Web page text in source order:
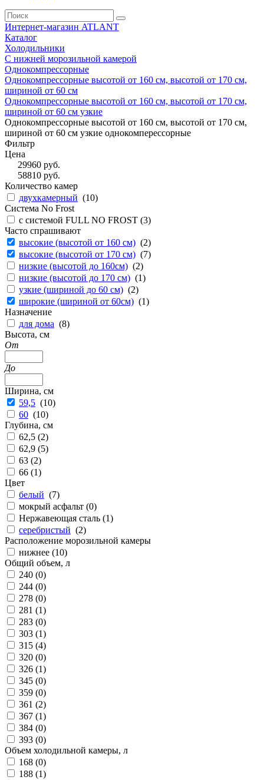
Интернет-магазин ATLANT
Каталог
Холодильники
С нижней морозильной камерой
Однокомпрессорные
Однокомпрессорные высотой от 160 см, высотой от 170 см,
шириной от 60 см
Однокомпрессорные высотой от 160 см, высотой от 170 см,
шириной от 60 см узкие
Однокомпрессорные высотой от 160 см, высотой от 170 см,
шириной от 60 см узкие однокомперессорные
Фильтр
Цена
29960руб.
58810руб.
Количество камер
двухкамерный (10)
Система No Frost
с системой FULL NO FROST (3)
Часто спрашивают
высокие (высотой от 160 см) (2)
высокие (высотой от 170 см) (7)
низкие (высотой до 160см) (2)
низкие (высотой до 170 см) (1)
узкие (шириной до 60 см) (2)
широкие (шириной от 60см) (1)
Назначение
для дома (8)
Высота, см
От
До
Ширина, см
59,5 (10)
60 (10)
Глубина, см
62,5 (2)
62,9 (5)
63 (2)
66 (1)
Цвет
белый (7)
мокрый асфальт (0)
Нержавеющая сталь (1)
серебристый (2)
Расположение морозильной камеры
нижнее (10)
Общий объем, л
240 (0)
244 (0)
278 (0)
281 (1)
283 (0)
303 (1)
315 (4)
320 (0)
326 (1)
345 (0)
359 (0)
361 (2)
367 (1)
384 (0)
393 (0)
Объем холодильной камеры, л
168 (0)
188 (1)